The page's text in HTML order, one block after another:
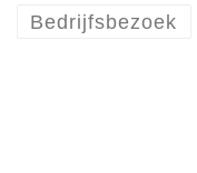
Bedrijfsbezoek